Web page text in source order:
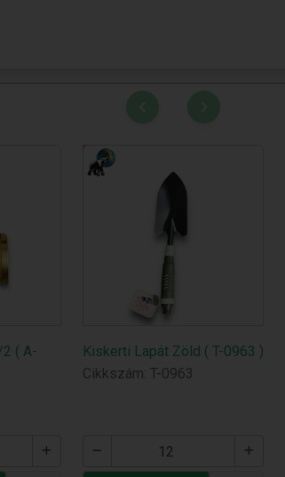
( A-
Kiskerti Lapát Zöld ( T-0963 )
Cikkszám: T-0963